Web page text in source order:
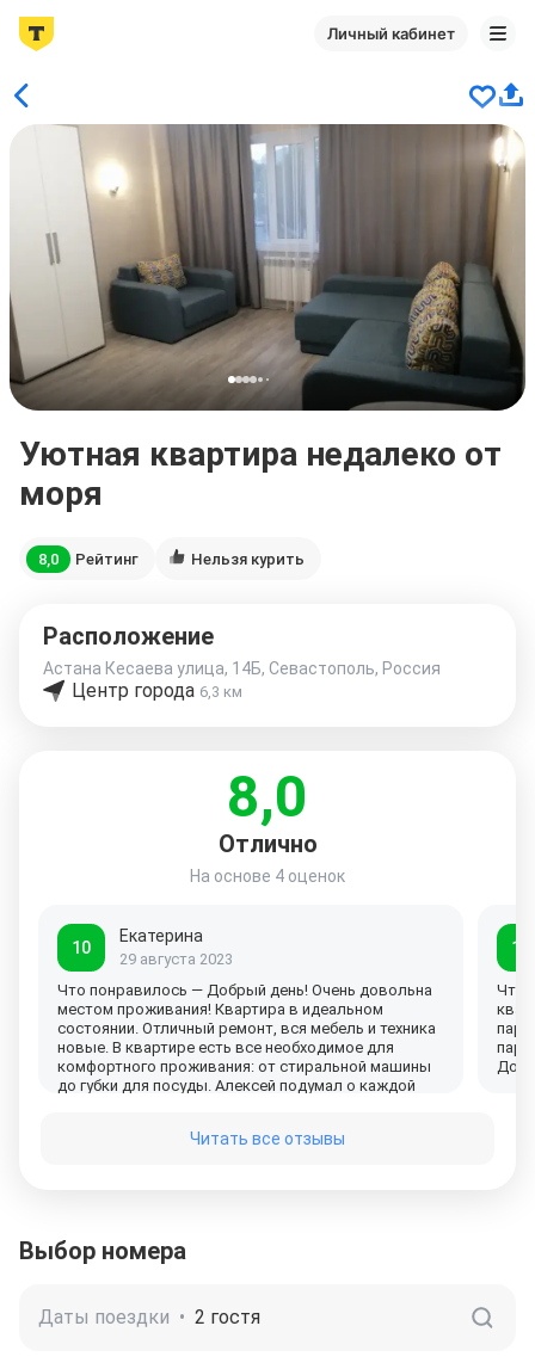
Личный кабинет
Уютная квартира недалеко от
моря
8,0 Рейтинг Нельзя курить
Расположение
Астана Кесаева улица, 14Б, Севастополь, Россия
Центр города 6,3 км
8,0
Отлично
На основе 4 оценок
10
Екатерина
29 августа 2023
Что понравилось — Добрый день! Очень довольна
местом проживания! Квартира в идеальном
состоянии. Отличный ремонт, вся мебель и техника
новые. В квартире есть все необходимое для
комфортного проживания: от стиральной машины
до губки для посуды. Алексей подумал о каждой
транспорта. Все в шаговой доступности. Алексей,
10
Что
Читать все отзывы
Выбор номера
Даты поездки • 2 гостя